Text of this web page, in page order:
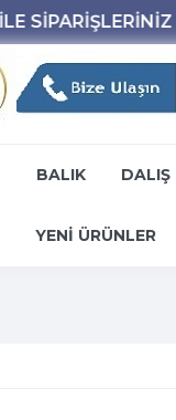
BALIK DALIŞ
YENİ ÜRÜNLER